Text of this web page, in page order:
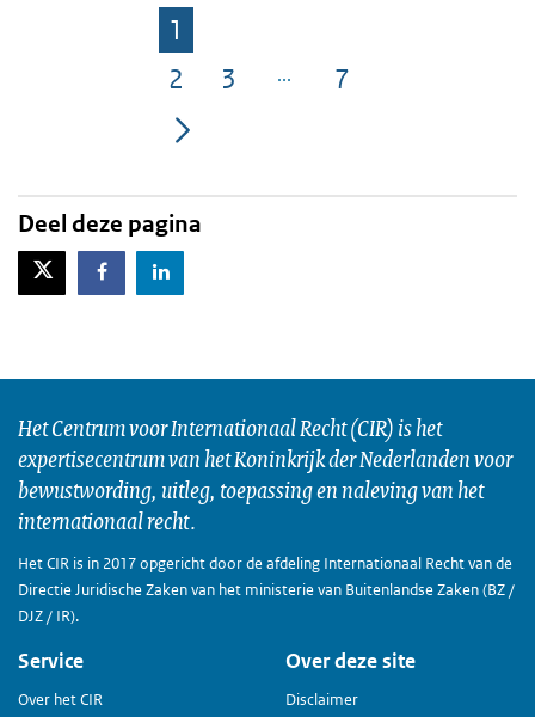
Pagina
1
Pagina
2 Pagina
3 Pagina
7
Deel deze pagina
X-TwitterFacebookLinkedIn
Het Centrum voor Internationaal Recht (CIR) is het
expertisecentrum van het Koninkrijk der Nederlanden voor
bewustwording, uitleg, toepassing en naleving van het
internationaal recht.
Het CIR is in 2017 opgericht door de afdeling Internationaal Recht van de
Directie Juridische Zaken van het ministerie van Buitenlandse Zaken (BZ /
DJZ / IR).
Service
Over het CIR
Over deze site
Disclaimer